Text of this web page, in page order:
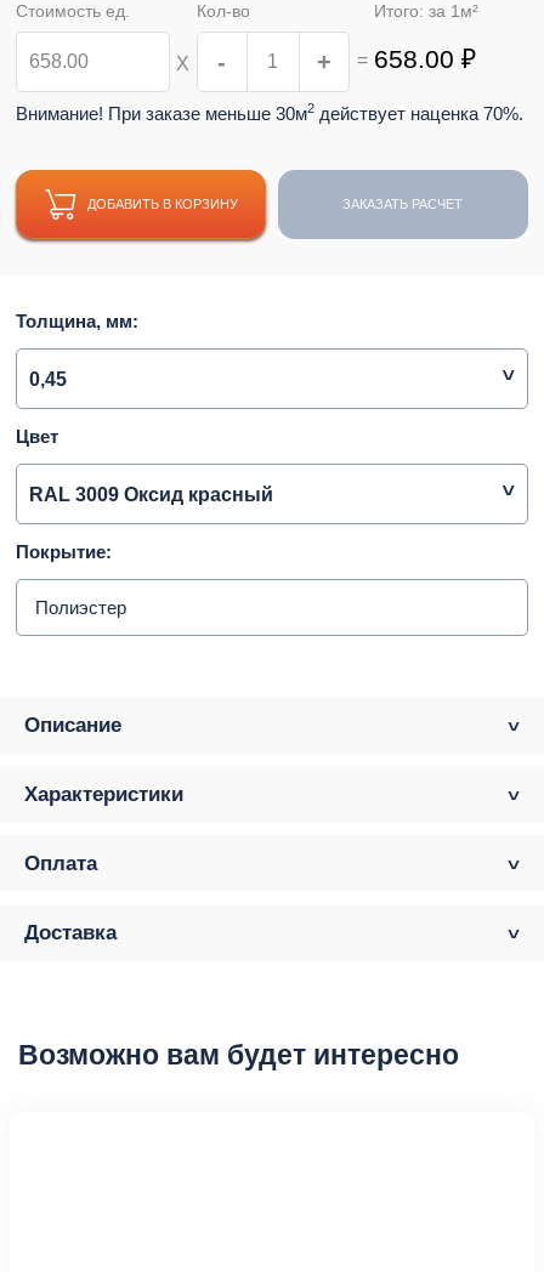
Стоимость ед.
Х
Кол-во
- + =
Итого: за 1 м²
658.00 ₽
Внимание! При заказе меньше 30м2 действует наценка 70%.
ДОБАВИТЬ В КОРЗИНУ ЗАКАЗАТЬ РАСЧЕТ
Толщина, мм:
0,45
Цвет
RAL 3009 Оксид красный
Покрытие:
Полиэстер
Описание
Характеристики
Оплата
Доставка
Возможно вам будет интересно